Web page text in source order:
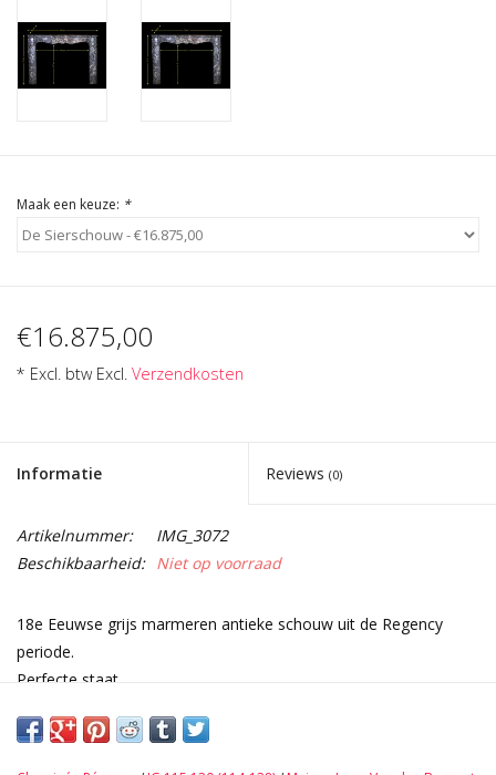
Maak een keuze: *
€16.875,00
* Excl. btw Excl. Verzendkosten
Informatie Reviews (0)
Artikelnummer:
IMG_3072
Beschikbaarheid: Niet op voorraad
18e Eeuwse grijs marmeren antieke schouw uit de Regency
periode.
Perfecte staat.
in Amsterdam.